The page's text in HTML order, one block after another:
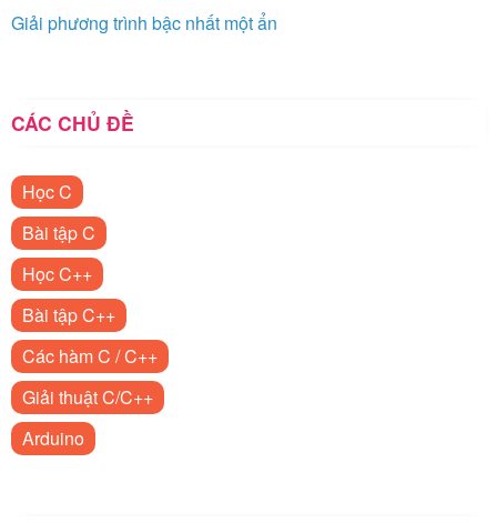
Giải phương trình bậc nhất một ẩn
CÁC CHỦ ĐỀ
Học C
Bài tập C
Học C++
Bài tập C++
Các hàm C / C++
Giải thuật C/C++
Arduino